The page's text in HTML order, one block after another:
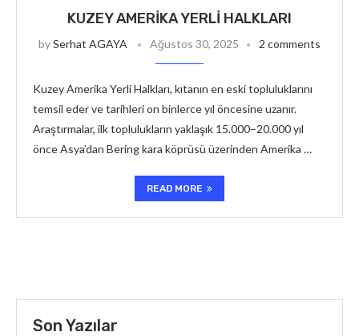
KUZEY AMERIKA YERLI HALKLARI
bySerhat AGAYA Ağustos 30, 2025 2 comments
Kuzey Amerika Yerli Halkları, kıtanın en eski topluluklarını
temsil eder ve tarihleri on binlerce yıl öncesine uzanır.
Araştırmalar, ilk toplulukların yaklaşık 15.000–20.000 yıl
önce Asya’dan Bering kara köprüsü üzerinden Amerika …
READ MORE
Son Yazılar